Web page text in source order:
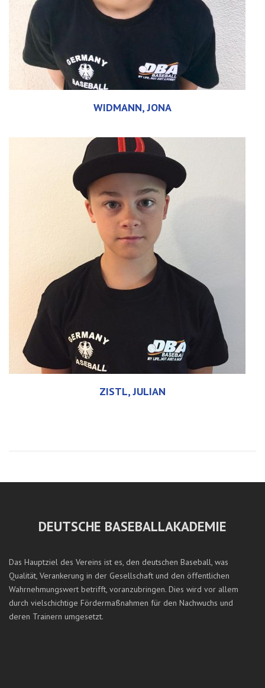
WIDMANN, JONA
ZISTL, JULIAN
DEUTSCHE BASEBALLAKADEMIE
Das Hauptziel des Vereins ist es, den deutschen Baseball, was
Qualität, Verankerung in der Gesellschaft und den öffentlichen
Wahrnehmungswert betrifft, voranzubringen. Dies wird vor allem
durch vielschichtige Fördermaßnahmen für den Nachwuchs und
deren Trainern umgesetzt.